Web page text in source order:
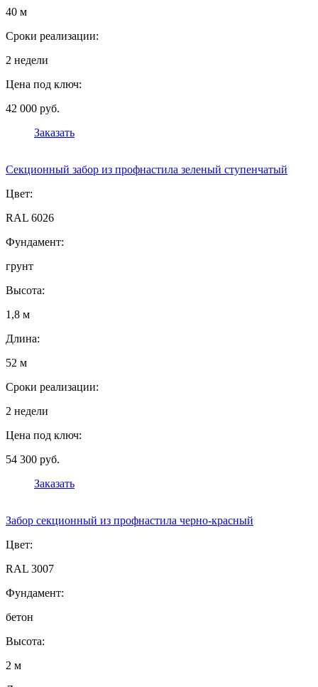
40 м
Сроки реализации:
2 недели
Цена под ключ:
42 000 руб.
Заказать
Секционный забор из профнастила зеленый ступенчатый
Цвет:
RAL 6026
Фундамент:
грунт
Высота:
1,8 м
Длина:
52 м
Сроки реализации:
2 недели
Цена под ключ:
54 300 руб.
Заказать
Забор секционный из профнастила черно-красный
Цвет:
RAL 3007
Фундамент:
бетон
Высота:
2 м